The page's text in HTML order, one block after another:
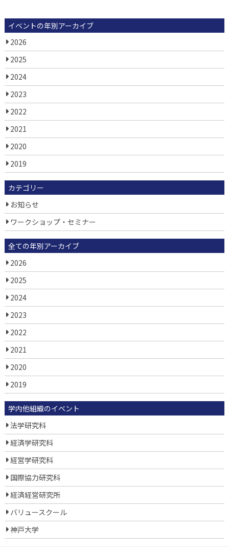
イベントの年別アーカイブ
2026
2025
2024
2023
2022
2021
2020
2019
カテゴリー
お知らせ
ワークショップ・セミナー
全ての年別アーカイブ
2026
2025
2024
2023
2022
2021
2020
2019
学内他組織のイベント
法学研究科
経済学研究科
経営学研究科
国際協力研究科
経済経営研究所
バリュースクール
神戸大学